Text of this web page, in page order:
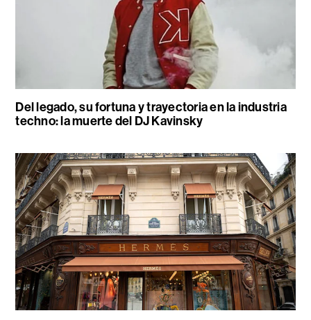
Del legado, su fortuna y trayectoria en la industria
techno: la muerte del DJ Kavinsky